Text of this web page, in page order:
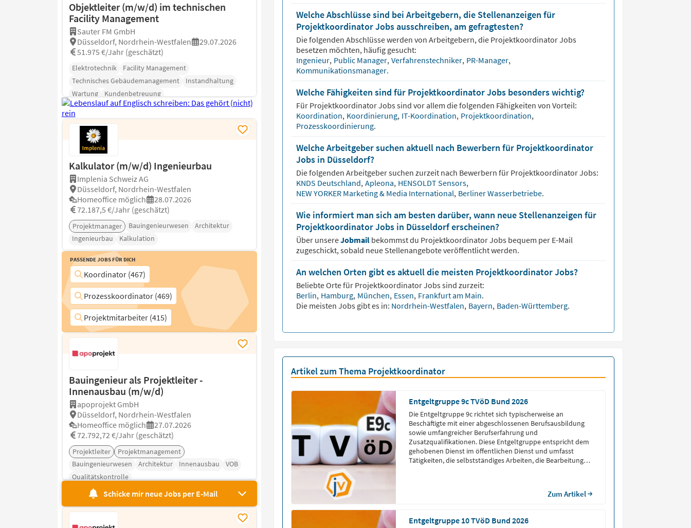
Objektleiter (m/w/d) im technischen
Facility Management
Sauter FM GmbH
Düsseldorf, Nordrhein-Westfalen
29.07.2026
51.975 €/Jahr (geschätzt)
Elektrotechnik
Facility Management
Technisches Gebäudemanagement
Instandhaltung
Wartung
Kundenbetreuung
Kalkulator (m/w/d) Ingenieurbau
Implenia Schweiz AG
Düsseldorf, Nordrhein-Westfalen
Homeoffice möglich
28.07.2026
72.187,5 €/Jahr (geschätzt)
Projektmanager Bauingenieurwesen
Architektur
Ingenieurbau
Kalkulation
Passende Jobs für Dich
Koordinator (467)
Prozesskoordinator (469)
Projektmitarbeiter (415)
Bauingenieur als Projektleiter -
Innenausbau (m/w/d)
apoprojekt GmbH
Düsseldorf, Nordrhein-Westfalen
Homeoffice möglich
27.07.2026
72.792,72 €/Jahr (geschätzt)
Projektleiter
Projektmanagement
Bauingenieurwesen
Architektur Innenausbau
VOB
Qualitätskontrolle
Schicke mir neue Jobs per E-Mail
Welche Abschlüsse sind bei Arbeitgebern, die Stellenanzeigen für
Projektkoordinator Jobs ausschreiben, am gefragtesten?
Die folgenden Abschlüsse werden von Arbeitgebern, die ProjektkoordinatorJobs
besetzen möchten, häufig gesucht:
Ingenieur, Public Manager, Verfahrenstechniker, PR-Manager,
Kommunikationsmanager.
Welche Fähigkeiten sind für Projektkoordinator Jobs besonders wichtig?
Für ProjektkoordinatorJobs sind vor allem die folgenden Fähigkeiten von Vorteil:
Koordination, Koordinierung, IT-Koordination, Projektkoordination,
Prozesskoordinierung.
Welche Arbeitgeber suchen aktuell nach Bewerbern für Projektkoordinator
Jobs in Düsseldorf?
Die folgenden Arbeitgeber suchen zurzeit nach Bewerbern für ProjektkoordinatorJobs:
KNDS Deutschland, Apleona, HENSOLDT Sensors,
NEW YORKER Marketing & Media International, Berliner Wasserbetriebe.
Wie informiert man sich am besten darüber, wann neue Stellenanzeigen für
Projektkoordinator Jobs in Düsseldorf erscheinen?
Über unsereJobmail bekommst du ProjektkoordinatorJobs bequem per E-Mail
zugeschickt, sobald neue Stellenangebote veröffentlicht werden.
An welchen Orten gibt es aktuell die meisten Projektkoordinator Jobs?
Beliebte Orte für ProjektkoordinatorJobs sind zurzeit:
Berlin, Hamburg, München, Essen, Frankfurt am Main.
Die meisten Jobs gibt es in: Nordrhein-Westfalen, Bayern, Baden-Württemberg.
Artikel zum Thema Projektkoordinator
Entgeltgruppe 9c TVöD Bund 2026
Die Entgeltgruppe 9c richtet sich typischerweise an
Beschäftigte mit einer abgeschlossenen Berufsausbildung
sowie umfangreicher Berufserfahrung und
Zusatzqualifikationen. Diese Entgeltgruppe entspricht dem
gehobenen Dienst im öffentlichen Dienst und umfasst
Tätigkeiten, die selbstständiges Arbeiten, die Bearbeitung
Verantwortungsgrad als in den Entgeltgruppen E 9a oder E
Zum Artikel
Entgeltgruppe 10 TVöD Bund 2026